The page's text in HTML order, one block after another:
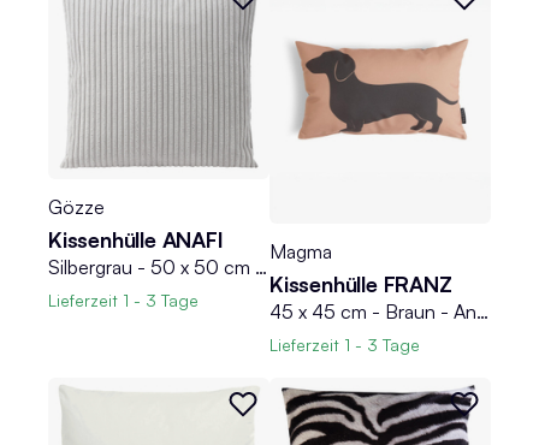
Gözze
Kissenhülle ANAFI
Silbergrau - 50 x 50 cm - mit Reißverschluss - Cordoptik
Lieferzeit 1 - 3 Tage
Magma
Kissenhülle FRANZ
45 x 45 cm - Braun - Anthrazit - mit Reißverschluss - Dackelmotiv und Pfotenabdrücke
Lieferzeit 1 - 3 Tage